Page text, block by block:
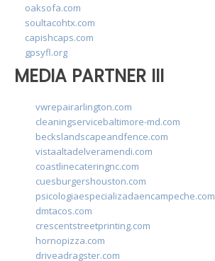
oaksofa.com
soultacohtx.com
capishcaps.com
gpsyfl.org
MEDIA PARTNER III
vwrepairarlington.com
cleaningservicebaltimore-md.com
beckslandscapeandfence.com
vistaaltadelveramendi.com
coastlinecateringnc.com
cuesburgershouston.com
psicologiaespecializadaencampeche.com
dmtacos.com
crescentstreetprinting.com
hornopizza.com
driveadragster.com